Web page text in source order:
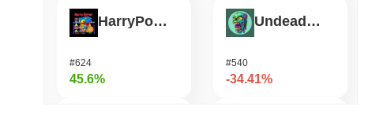
HarryPotterObamaSonic10Inu (ETH)
#624
45.6%
Undeads Games
#540
-34.41%